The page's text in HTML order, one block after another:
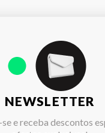
NEWSLETTER
e receba descontos